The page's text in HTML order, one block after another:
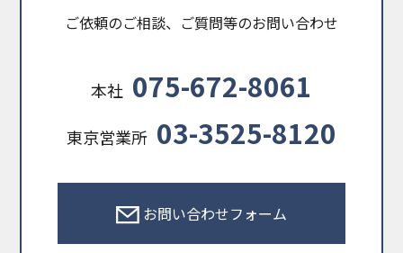
ご依頼のご相談、ご質問等のお問い合わせ
本社 075-672-8061
東京営業所 03-3525-8120
お問い合わせフォーム